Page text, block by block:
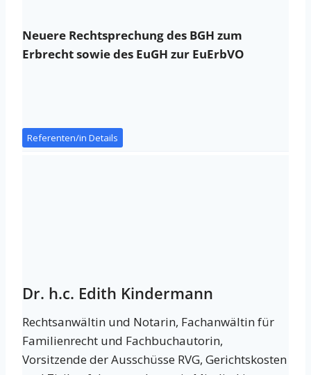
Neuere Rechtsprechung des BGH zum
Erbrecht sowie des EuGH zur EuErbVO
Referenten/in Details
Dr. h.c. Edith Kindermann
Rechtsanwältin und Notarin, Fachanwältin für
Familienrecht und Fachbuchautorin,
Vorsitzende der Ausschüsse RVG, Gerichtskosten